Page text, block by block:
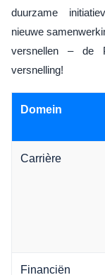
duurzame
nieuwe
versnellen – de
versnelling!
Domein
Carrière
Financiën